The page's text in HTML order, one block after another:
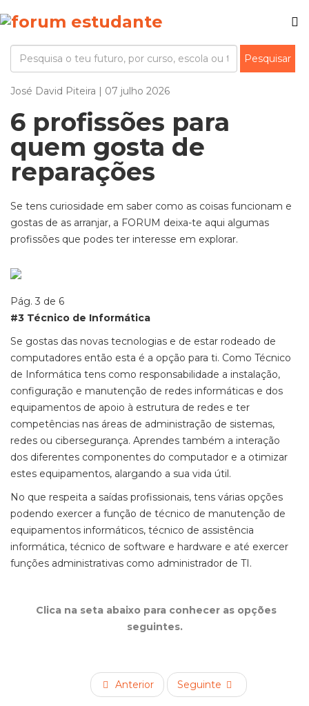
José David Piteira | 07 julho 2026
6 profissões para
quem gosta de
reparações
Se tens curiosidade em saber como as coisas funcionam e
gostas de as arranjar, a FORUM deixa-te aqui algumas
profissões que podes ter interesse em explorar.
Pág. 3 de 6
#3 Técnico de Informática
Se gostas das novas tecnologias e de estar rodeado de
computadores então esta é a opção para ti. Como Técnico
de Informática tens como responsabilidade a instalação,
configuração e manutenção de redes informáticas e dos
equipamentos de apoio à estrutura de redes e ter
competências nas áreas de administração de sistemas,
redes ou cibersegurança. Aprendes também a interação
dos diferentes componentes do computador e a otimizar
estes equipamentos, alargando a sua vida útil.
No que respeita a saídas profissionais, tens várias opções
podendo exercer a função de técnico de manutenção de
equipamentos informáticos, técnico de assistência
informática, técnico de software e hardware e até exercer
funções administrativas como administrador de TI.
Clica na seta abaixo para conhecer as opções
seguintes.
Anterior Seguinte